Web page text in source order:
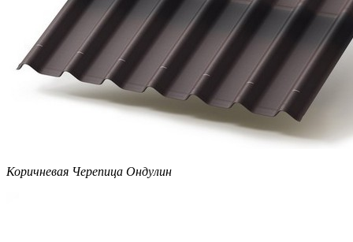
Коричневая Черепица Ондулин